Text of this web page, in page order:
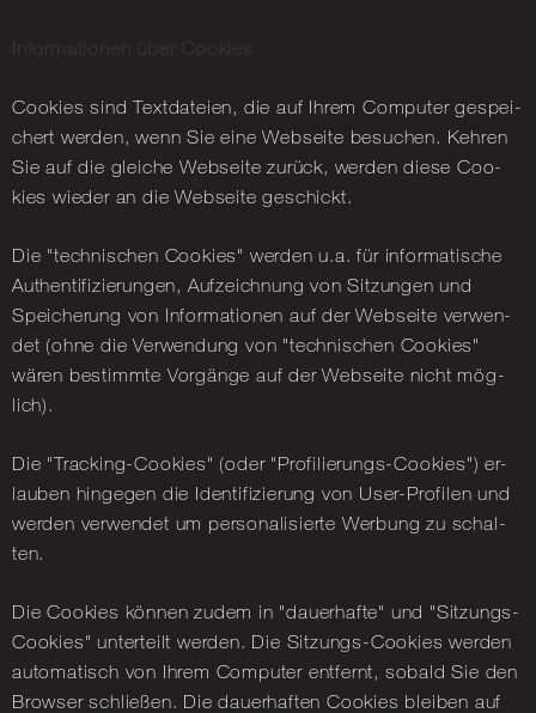
Coo­kies sind Text­da­tei­en, die auf Ihrem Com­pu­ter ge­spei­
chert wer­den, wenn Sie eine Web­sei­te be­su­chen. Keh­ren
Sie auf die glei­che Web­sei­te zu­rück, wer­den diese Coo­
kies wie­der an die Web­sei­te ge­schickt.
Die "tech­ni­schen Coo­kies" wer­den u.a. für in­for­ma­ti­sche
Au­then­ti­fi­zie­run­gen, Auf­zeich­nung von Sit­zun­gen und
Spei­che­rung von In­for­ma­tio­nen auf der Web­sei­te ver­wen­
det (ohne die Ver­wen­dung von "tech­ni­schen Coo­kies"
wären be­stimm­te Vor­gän­ge auf der Web­sei­te nicht mög­
lich).
Die "Tracking-Coo­kies" (oder "Pro­fi­lie­rungs-Coo­kies") er­
lau­ben hin­ge­gen die Iden­ti­fi­zie­rung von User-Pro­fi­len und
wer­den ver­wen­det um per­so­na­li­sier­te Wer­bung zu schal­
ten.
Die Coo­kies kön­nen zudem in "dau­er­haf­te" und "Sit­zungs-
Coo­kies" un­ter­teilt wer­den. Die Sit­zungs-Coo­kies wer­den
au­to­ma­tisch von Ihrem Com­pu­ter ent­fernt, so­bald Sie den
Brow­ser schlie­ßen. Die dau­er­haf­ten Coo­kies blei­ben auf